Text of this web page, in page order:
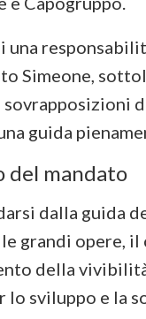
una
Simeone,
guida
del mandato
dalla guida
grandi opere,
della
lo sviluppo e la